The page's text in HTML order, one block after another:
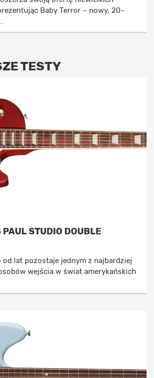
Baby Terror – nowy, 20-
TESTY
PAUL STUDIO DOUBLE
od lat pozostaje jednym z najbardziej
wejścia w świat amerykańskich